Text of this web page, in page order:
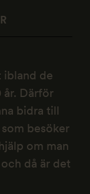
ibland de
år. Därför
bidra till
besöker
om man
då är det